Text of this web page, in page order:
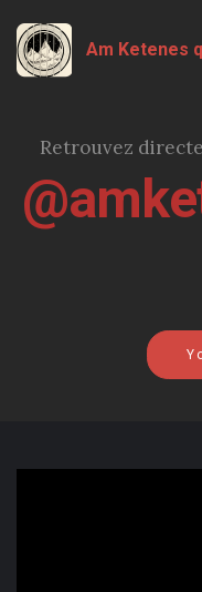
Am Ketenes
Retrouvez